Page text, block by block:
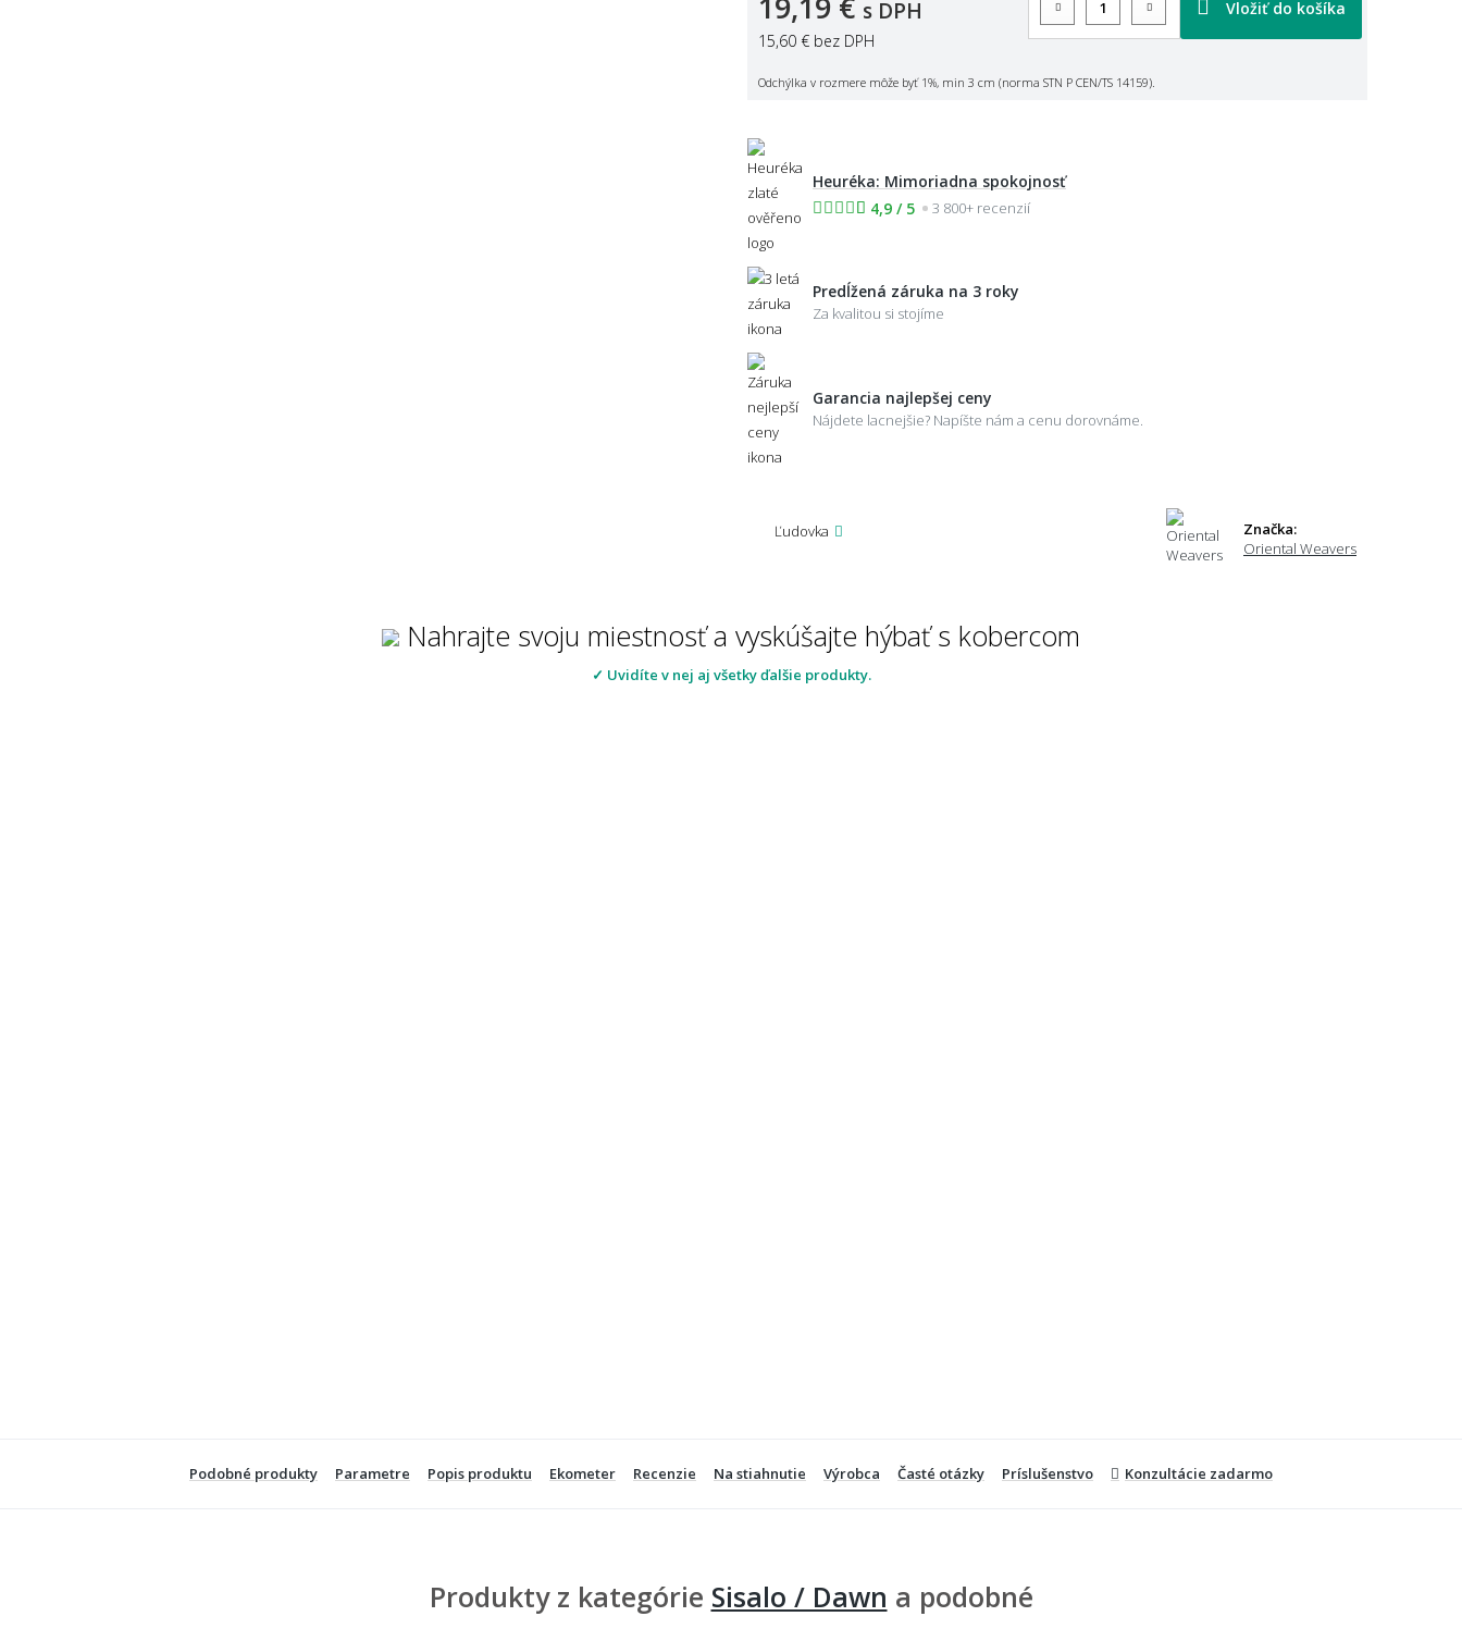
s DPH
15,60 € bez DPH
Vložiť do košíka
Odchýlka v rozmere môže byť 1%, min 3 cm (norma STN P CEN/TS 14159).
Heuréka: Mimoriadna spokojnosť
4,9 / 5
3 800+ recenzií
Predĺžená záruka na 3 roky
Za kvalitou si stojíme
Garancia najlepšej ceny
Nájdete lacnejšie? Napíšte nám a cenu dorovnáme.
Ľudovka
Značka:
Oriental Weavers
Nahrajte svoju miestnosť a vyskúšajte hýbať s kobercom
✓ Uvidíte v nej aj všetky ďalšie produkty.
Podobné produkty Parametre Popis produktu Ekometer Recenzie Na stiahnutie Výrobca Časté otázky Príslušenstvo Konzultácie zadarmo
Produkty z kategórie Sisalo / Dawn a podobné